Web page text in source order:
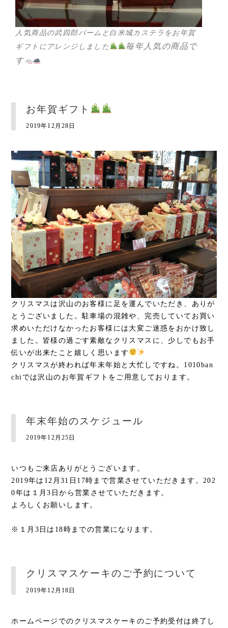
人気商品の武四郎バームと白米城カステラをお年賀
ギフトにアレンジしました
毎年人気の商品で
す
お年賀ギフト
2019年12月28日
クリスマスは沢山のお客様に足を運んでいただき、ありが
とうございました。駐車場の混雑や、完売していてお買い
求めいただけなかったお客様には大変ご迷惑をおかけ致し
ました。皆様の過ごす素敵なクリスマスに、少しでもお手
伝いが出来たこと嬉しく思います
クリスマスが終われば年末年始と大忙しですね。1010ban
chiでは沢山のお年賀ギフトをご用意しております。
年末年始のスケジュール
2019年12月25日
いつもご来店ありがとうございます。
2019年は12月31日17時まで営業させていただきます。202
0年は１月3日から営業させていただきます。
よろしくお願いします。
※１月3日は18時までの営業になります。
クリスマスケーキのご予約について
2019年12月18日
ホームページでのクリスマスケーキのご予約受付は終了し